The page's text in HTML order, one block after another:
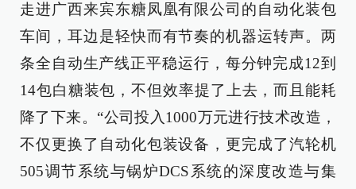
走进广西来宾东糖凤凰有限公司的自动化装包
车间，耳边是轻快而有节奏的机器运转声。两
条全自动生产线正平稳运行，每分钟完成12到
14包白糖装包，不但效率提了上去，而且能耗
降了下来。“公司投入1000万元进行技术改造，
不仅更换了自动化包装设备，更完成了汽轮机
505调节系统与锅炉DCS系统的深度改造与集